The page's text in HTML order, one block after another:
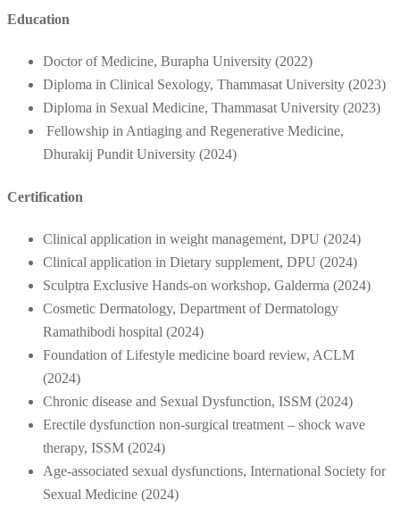
Education
Doctor of Medicine, Burapha University (2022)
Diploma in Clinical Sexology, Thammasat University (2023)
Diploma in Sexual Medicine, Thammasat University (2023)
Fellowship in Antiaging and Regenerative Medicine,
Dhurakij Pundit University (2024)
Certification
Clinical application in weight management, DPU (2024)
Clinical application in Dietary supplement, DPU (2024)
Sculptra Exclusive Hands-on workshop, Galderma (2024)
Cosmetic Dermatology, Department of Dermatology
Ramathibodi hospital (2024)
Foundation of Lifestyle medicine board review, ACLM
(2024)
Chronic disease and Sexual Dysfunction, ISSM (2024)
Erectile dysfunction non-surgical treatment – shock wave
therapy, ISSM (2024)
Age-associated sexual dysfunctions, International Society for
Sexual Medicine (2024)